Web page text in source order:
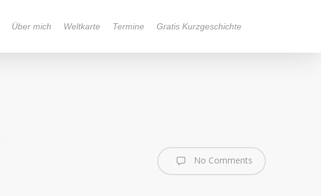
Über mich Weltkarte Termine Gratis Kurzgeschichte
No Comments